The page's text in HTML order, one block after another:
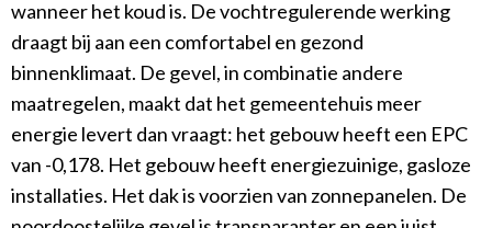
wanneer het koud is. De vochtregulerende werking
draagt bij aan een comfortabel en gezond
binnenklimaat. De gevel, in combinatie andere
maatregelen, maakt dat het gemeentehuis meer
energie levert dan vraagt: het gebouw heeft een EPC
van -0,178. Het gebouw heeft energiezuinige, gasloze
installaties. Het dak is voorzien van zonnepanelen. De